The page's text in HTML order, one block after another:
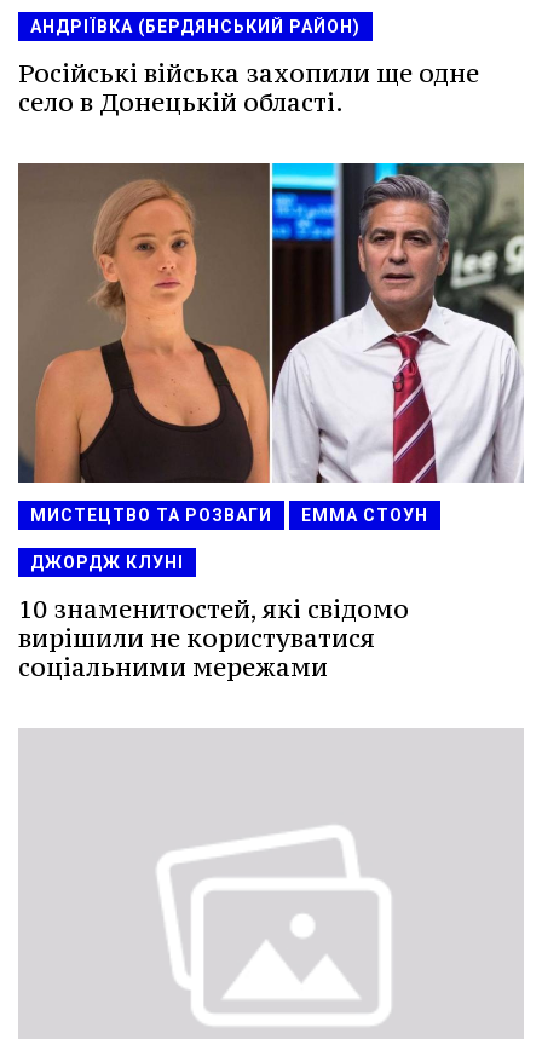
АНДРІЇВКА (БЕРДЯНСЬКИЙ РАЙОН)
Російські війська захопили ще одне
село в Донецькій області.
МИСТЕЦТВО ТА РОЗВАГИ ЕММА СТОУН
ДЖОРДЖ КЛУНІ
10 знаменитостей, які свідомо
вирішили не користуватися
соціальними мережами